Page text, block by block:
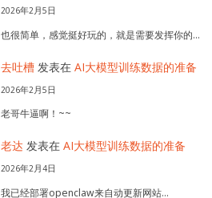
2026年2月5日
也很简单，感觉挺好玩的，就是需要发挥你的…
去吐槽 发表在 AI大模型训练数据的准备
2026年2月5日
老哥牛逼啊！~~
老达 发表在 AI大模型训练数据的准备
2026年2月4日
我已经部署openclaw来自动更新网站…